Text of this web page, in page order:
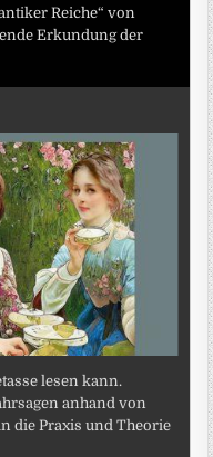
Reiche“ von
Erkundung der
lesen kann.
anhand von
die Praxis und Theorie